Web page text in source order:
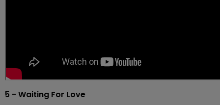
5 - Waiting For Love